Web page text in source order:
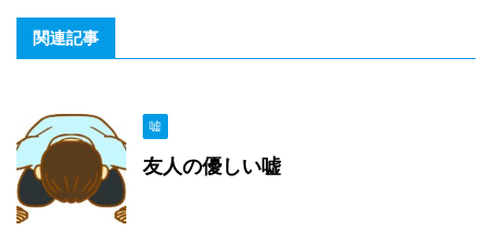
関連記事
嘘
友人の優しい嘘